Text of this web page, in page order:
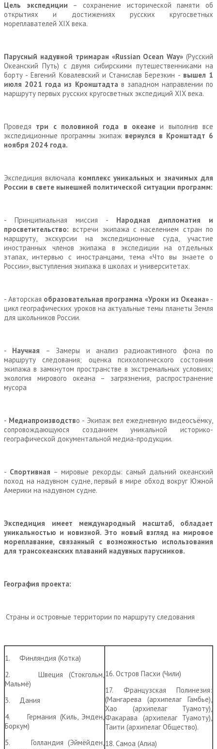
Цель экспедиции – сохранение исторической памяти об
открытиях и достижениях русских кругосветных
мореплавателей XIX века.
Парусный надувной тримаран «Russian Ocean Way» (Русский
Океанский Путь) с двумя сибирскими путешественниками на
борту - Евгений Ковалевский и Станислав Березкин - вышел 1
июля 2021 года из Кронштадтав западном направлении по
маршруту первых русских кругосветных экспедиций XIX века.
Проведя три с половиной года в океане и выполнив все
экспедиционные программы экипаж вернулся в Кронштадт 6
ноября 2024 года.
Экспедиция включала комплекс уникальных и значимых для
России в свете нынешней политической ситуации программ:
- Принципиальная миссия - Народная дипломатия и
просветительство:встречи экипажа с населением стран по
маршруту, экскурсии на экспедиционные суда, участие
иностранных членов экипажа в экспедиции на отдельных
этапах, интервью с иностранцами, тема «Что вы знаете о
России», выступления экипажа в школах и университетах.
- Авторская образовательная программа «Уроки из Океана»-
цикл географических уроков на актуальные темы планеты Земля
для школьников России.
- Научная – Замеры и анализ радиоактивного фона по
маршруту следования; оценка психологического состояния
экипажа в замкнутом пространстве в экстремальных условиях;
экология мирового океана – загрязнения, распространение
мусора
- Медиапроизводство - Экипаж вел ежедневную видеосъёмку,
сопровождающуюся созданием уникальной историко-
географической документальной медиа-продукции.
- Спортивная – мировые рекорды: самый дальний океанский
поход на надувном судне, первый в мире обход вокруг Южной
Америки на надувном судне.
Экспедиция имеет международный масштаб, обладает
уникальностью и новизной. Это новый взгляд на мировое
мореплавание, связанный с возможностью использования
для трансокеанских плаваний надувных парусников.
География проекта:
Страны и островные территории по маршруту следования
1. Финляндия (Котка)
2. Швеция (Стокгольм,
Мальмё)
3. Дания
4. Германия (Киль, Эмден,
Боркум)
5. Голландия (Эймёйден,
16. Остров Пасхи (Чили)
17. Французская Полинезия:
(Мангарева (архипелаг Гамбье),
Хао (архипелаг Туамоту),
Факарава (архипелаг Туамоту),
Таити (архипелаг Общество).
18. Самоа (Апиа)